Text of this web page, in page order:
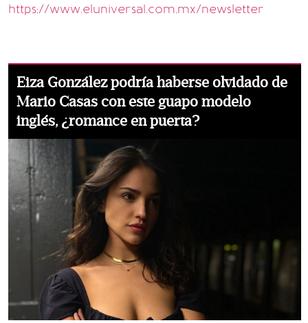
https://www.eluniversal.com.mx/newsletter
Eiza González podría haberse olvidado de
Mario Casas con este guapo modelo
inglés, ¿romance en puerta?